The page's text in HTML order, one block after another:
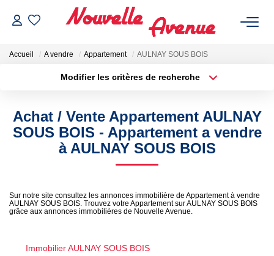
ACHETER
ESTIMATION
Accueil A vendre Appartement AULNAY SOUS BOIS
Modifier les critères de recherche
Surface min Budget max
Plus de critères Créer une alerte
Achat / Vente Appartement AULNAY
SOUS BOIS - Appartement a vendre
à AULNAY SOUS BOIS
Sur notre site consultez les annonces immobilière de Appartement à vendre
AULNAY SOUS BOIS. Trouvez votre Appartement sur AULNAY SOUS BOIS
grâce aux annonces immobilières de Nouvelle Avenue.
Immobilier AULNAY SOUS BOIS